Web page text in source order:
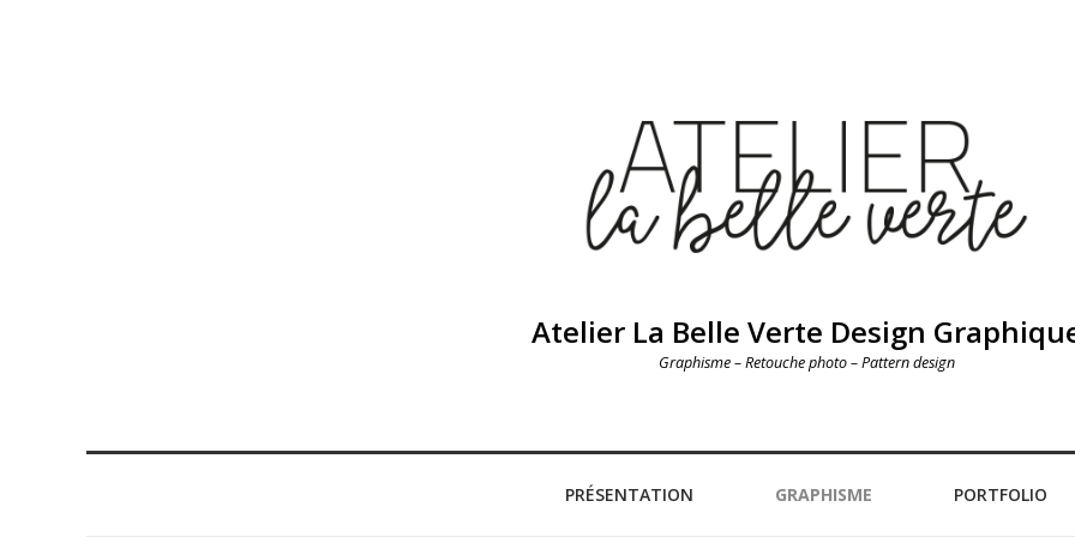
Atelier La Belle Verte Design
Graphisme – Retouche photo – Pattern design
PRÉSENTATION GRAPHISME PORTFOLIO